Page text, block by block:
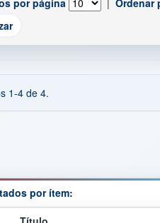
por página | Ordenar
1-4 de 4.
por ítem: